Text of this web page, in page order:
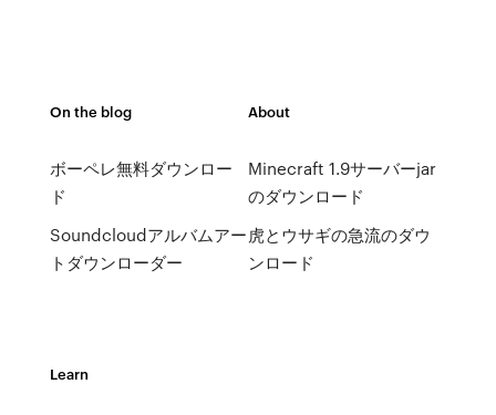
On the blog
ボーペレ無料ダウンロー
ド
Soundcloudアルバムアー
トダウンローダー
About
Minecraft 1.9サーバーjar
のダウンロード
虎とウサギの急流のダウ
ンロード
Learn